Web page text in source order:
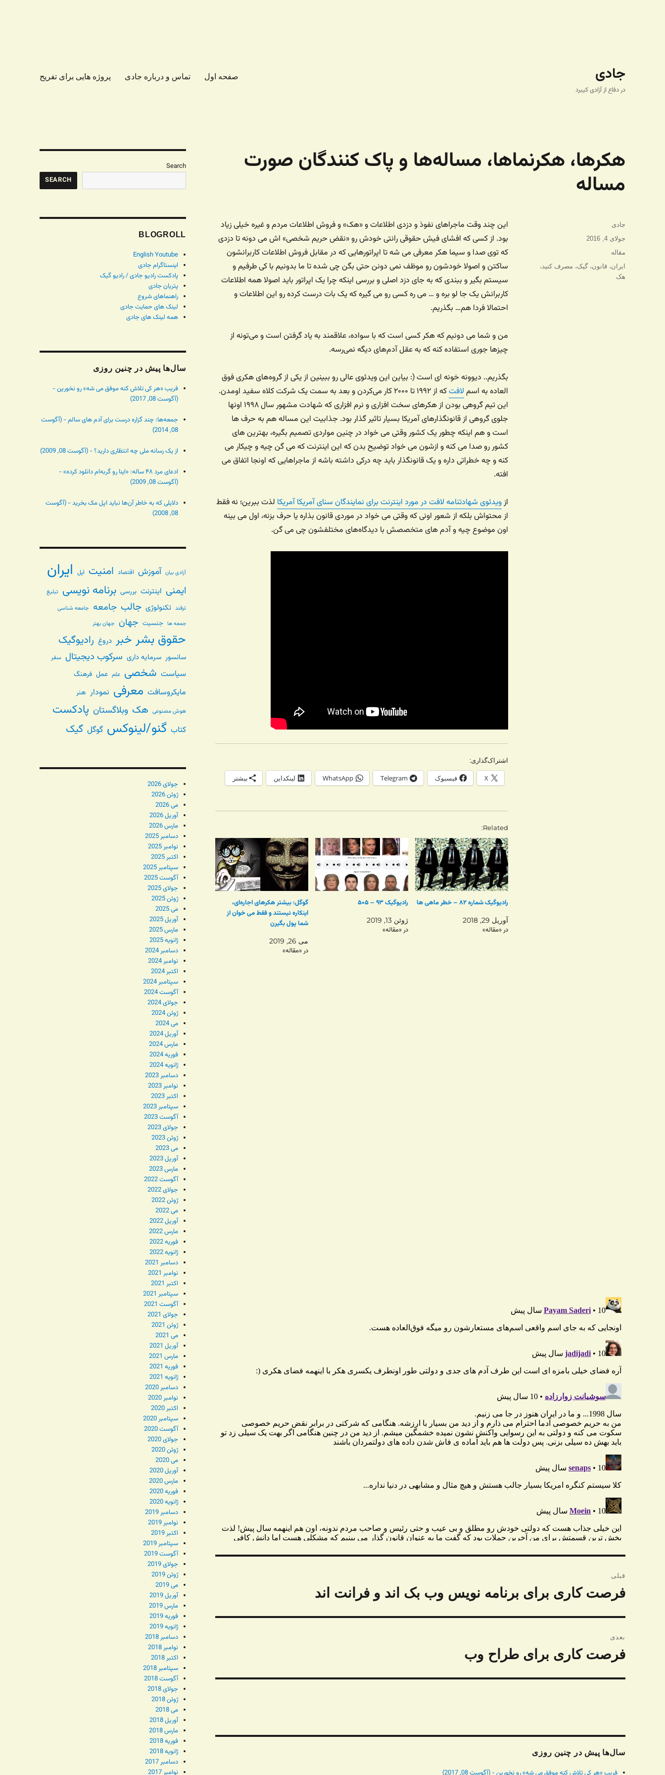
جادی
در دفاع از آزادی کیبرد
صفحه اول تماس و درباره جادی پروژه هایی برای تفریح
هکرها، هکرنماها، مساله‌ها و پاک کنندگان صورت
مساله
این چند وقت ماجراهای نفوذ و دزدی اطلاعات و «هک» و فروش اطلاعات مردم و غیره خیلی زیاد
بود. از کسی که افشای فیش حقوقی رانتی خودش رو «نقض حریم شخصی» اش می دونه تا دزدی
که توی صدا و سیما هکر معرفی می شه تا اپراتورهایی که در مقابل فروش اطلاعات کاربرانشون
ساکتن و اصولا خودشون رو موظف نمی دونن حتی بگن چی شده تا ما بدونیم با کی طرفیم و
سیستم بگیر و ببندی که به جای دزد اصلی و بررسی اینکه چرا یک اپراتور باید اصولا همه اطلاعات
کاربرانش یک جا لو بره و … می ره کسی رو می گیره که یک بات درست کرده رو این اطلاعات و
احتمالا فردا هم… بگذریم.
من و شما می دونیم که هکر کسی است که با سواده، علاقمند به یاد گرفتن است و می‌تونه از
چیزها جوری استفاده کنه که به عقل آدم‌های دیگه نمی‌رسه.
بگذریم.. دیوونه خونه ای است (: بیاین این ویدئوی عالی رو ببینین از یکی از گروه‌های هکری فوق
العاده به اسم لافت
که از ۱۹۹۲ تا ۲۰۰۰ کار می‌کردن و بعد به سمت یک شرکت کلاه سفید اومدن.
این تیم گروهی بودن از هکرهای سخت افزاری و نرم افزاری که شهادت مشهور سال ۱۹۹۸ اونها
جلوی گروهی از قانونگذارهای آمریکا بسیار تاثیر گذار بود. جذابیت این مساله هم به حرف ها
است و هم اینکه چطور یک کشور وقتی می خواد در چنین مواردی تصمیم بگیره، بهترین های
کشور رو صدا می کنه و ازشون می خواد توضیح بدن که این اینترنت که می گن چیه و چیکار می
کنه و چه خطراتی داره و یک قانونگذار باید چه درکی داشته باشه از ماجراهایی که اونجا اتفاق می
افته.
ازویدئوی شهادتنامه لافت در مورد اینترنت برای نمایندگان سنای آمریکا آمریکا لذت ببرین؛ نه فقط
از محتواش بلکه از شعور اونی که وقتی می خواد در موردی قانون بذاره یا حرف بزنه، اول می بینه
اون موضوع چیه و آدم های متخصصش با دیدگاه‌های مختلفشون چی می گن.
اشتراک‌گذاری:
X فیسبوک Telegram
WhatsApp لینکداین بیشتر
Related
رادیوگیک شماره ۸۲ – خطر ماهی ها
آوریل 29, 2018
در «مقاله»
رادیوگیک ۹۳ – ۵۰۵
ژوئن 13, 2019
در «مقاله»
گوگل: بیشتر هکرهای اجاره‌ای،
اینکاره نیستند و فقط می خوان از
شما پول بگیرن
می 26, 2019
در «مقاله»
نویسنده
جادی
ارسال
شده
جولای 4, 2016
دسته‌ها
مقاله
برچسب‌ها
ایران،قانون،گیک، مصرف کنید،
هک
نوشته
قبلی
نوشته
‫فرصت‪ ‬کاری‪ ‬برای‪ ‬برنامه‪ ‬نویس وب بک اند و فرانت اند ‬
بعدی
نوشته
فرصت کاری برای طراح وب
سال‌ها پیش در چنین روزی
Search
SEARCH
BLOGROLL
English Youtube
اینستاگرام جادی
پادکست رادیو جادی / رادیو گیک
پتریان جادی
راهنماهای شروع
لینک های حمایت جادی
همه لینک های جادی
سال‌ها پیش در چنین روزی
فریب «هر کی تلاش کنه موفق می شه» رو نخورین -
(آگوست 08, 2017)
جمعه‌ها: چند گزاره درست برای آدم های سالم - (آگوست
08, 2014)
از یک رسانه ملی چه انتظاری دارید؟ - (آگوست 08, 2009)
ادعای مرد ۴۸ ساله: «اینا رو گربه‌ام دانلود کرده» -
(آگوست 08, 2009)
دلایلی که به خاطر آن‌ها نباید اپل مک بخرید - (آگوست
08, 2008)
آزادی بیان آموزش اقتصاد امنیت اپل ایران
ایمنی اینترنت بررسی برنامه نویسی تبلیغ
ترفند تکنولوژی جالب جامعه جامعه شناسی
جمعه ها جنسیت جهان جهان بهتر
حقوق بشر خبر دروغ رادیوگیک
سانسور سرمایه داری سرکوب دیجیتال سفر
سیاست شخصی علم عمل فرهنگ
مایکروسافت معرفی نمودار هنر
هوش مصنوعی هک وبلاگستان پادکست
کتاب گنو/لینوکس گوگل گیک
جولای 2026
ژوئن 2026
می 2026
آوریل 2026
مارس 2026
دسامبر 2025
نوامبر 2025
اکتبر 2025
سپتامبر 2025
آگوست 2025
جولای 2025
ژوئن 2025
می 2025
آوریل 2025
مارس 2025
ژانویه 2025
دسامبر 2024
نوامبر 2024
اکتبر 2024
سپتامبر 2024
آگوست 2024
جولای 2024
ژوئن 2024
می 2024
آوریل 2024
مارس 2024
فوریه 2024
ژانویه 2024
دسامبر 2023
نوامبر 2023
اکتبر 2023
سپتامبر 2023
آگوست 2023
جولای 2023
ژوئن 2023
می 2023
آوریل 2023
مارس 2023
آگوست 2022
جولای 2022
ژوئن 2022
می 2022
آوریل 2022
مارس 2022
فوریه 2022
ژانویه 2022
دسامبر 2021
نوامبر 2021
اکتبر 2021
سپتامبر 2021
آگوست 2021
جولای 2021
ژوئن 2021
می 2021
آوریل 2021
مارس 2021
فوریه 2021
ژانویه 2021
دسامبر 2020
نوامبر 2020
اکتبر 2020
سپتامبر 2020
آگوست 2020
جولای 2020
ژوئن 2020
می 2020
آوریل 2020
مارس 2020
فوریه 2020
ژانویه 2020
دسامبر 2019
نوامبر 2019
اکتبر 2019
سپتامبر 2019
آگوست 2019
جولای 2019
ژوئن 2019
می 2019
آوریل 2019
مارس 2019
فوریه 2019
ژانویه 2019
دسامبر 2018
نوامبر 2018
اکتبر 2018
سپتامبر 2018
آگوست 2018
جولای 2018
ژوئن 2018
می 2018
آوریل 2018
مارس 2018
فوریه 2018
ژانویه 2018
دسامبر 2017
نوامبر 2017